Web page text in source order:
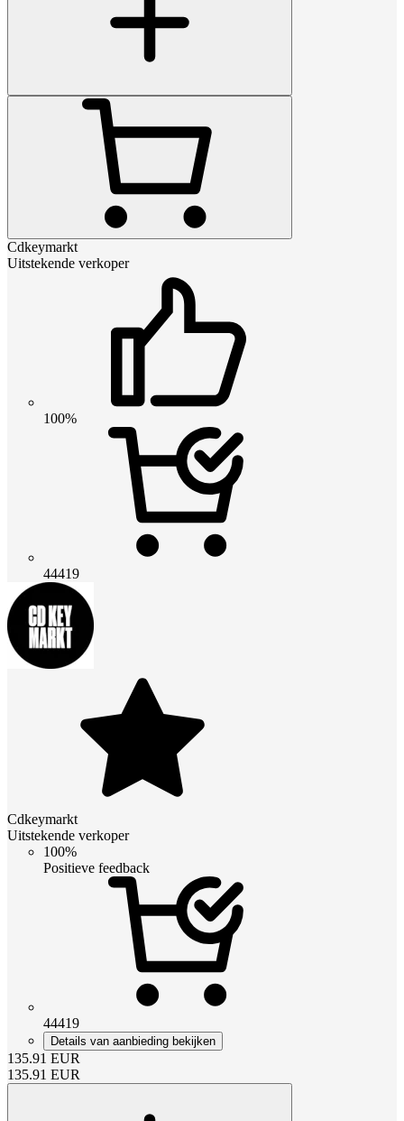
Cdkeymarkt
Uitstekende verkoper
100%
44419
Cdkeymarkt
Uitstekende verkoper
100%
Positieve feedback
44419
Details van aanbieding bekijken
135.91 EUR
135.91 EUR